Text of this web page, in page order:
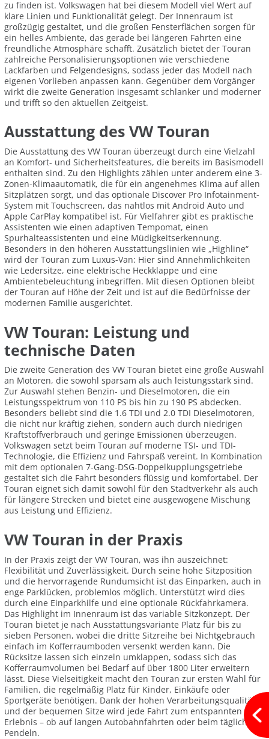
zu finden ist. Volkswagen hat bei diesem Modell viel Wert auf
klare Linien und Funktionalität gelegt. Der Innenraum ist
großzügig gestaltet, und die großen Fensterflächen sorgen für
ein helles Ambiente, das gerade bei längeren Fahrten eine
freundliche Atmosphäre schafft. Zusätzlich bietet der Touran
zahlreiche Personalisierungsoptionen wie verschiedene
Lackfarben und Felgendesigns, sodass jeder das Modell nach
eigenen Vorlieben anpassen kann. Gegenüber dem Vorgänger
wirkt die zweite Generation insgesamt schlanker und moderner
und trifft so den aktuellen Zeitgeist.
Ausstattung des VW Touran
Die Ausstattung des VW Touran überzeugt durch eine Vielzahl
an Komfort- und Sicherheitsfeatures, die bereits im Basismodell
enthalten sind. Zu den Highlights zählen unter anderem eine 3-
Zonen-Klimaautomatik, die für ein angenehmes Klima auf allen
Sitzplätzen sorgt, und das optionale Discover Pro Infotainment-
System mit Touchscreen, das nahtlos mit Android Auto und
Apple CarPlay kompatibel ist. Für Vielfahrer gibt es praktische
Assistenten wie einen adaptiven Tempomat, einen
Spurhalteassistenten und eine Müdigkeitserkennung.
Besonders in den höheren Ausstattungslinien wie „Highline“
wird der Touran zum Luxus-Van: Hier sind Annehmlichkeiten
wie Ledersitze, eine elektrische Heckklappe und eine
Ambientebeleuchtung inbegriffen. Mit diesen Optionen bleibt
der Touran auf Höhe der Zeit und ist auf die Bedürfnisse der
modernen Familie ausgerichtet.
VW Touran: Leistung und
technische Daten
Die zweite Generation des VW Touran bietet eine große Auswahl
an Motoren, die sowohl sparsam als auch leistungsstark sind.
Zur Auswahl stehen Benzin- und Dieselmotoren, die ein
Leistungsspektrum von 110 PS bis hin zu 190 PS abdecken.
Besonders beliebt sind die 1.6 TDI und 2.0 TDI Dieselmotoren,
die nicht nur kräftig ziehen, sondern auch durch niedrigen
Kraftstoffverbrauch und geringe Emissionen überzeugen.
Volkswagen setzt beim Touran auf moderne TSI- und TDI-
Technologie, die Effizienz und Fahrspaß vereint. In Kombination
mit dem optionalen 7-Gang-DSG-Doppelkupplungsgetriebe
gestaltet sich die Fahrt besonders flüssig und komfortabel. Der
Touran eignet sich damit sowohl für den Stadtverkehr als auch
für längere Strecken und bietet eine ausgewogene Mischung
aus Leistung und Effizienz.
VW Touran in der Praxis
In der Praxis zeigt der VW Touran, was ihn auszeichnet:
Flexibilität und Zuverlässigkeit. Durch seine hohe Sitzposition
und die hervorragende Rundumsicht ist das Einparken, auch in
enge Parklücken, problemlos möglich. Unterstützt wird dies
durch eine Einparkhilfe und eine optionale Rückfahrkamera.
Das Highlight im Innenraum ist das variable Sitzkonzept. Der
Touran bietet je nach Ausstattungsvariante Platz für bis zu
sieben Personen, wobei die dritte Sitzreihe bei Nichtgebrauch
einfach im Kofferraumboden versenkt werden kann. Die
Rücksitze lassen sich einzeln umklappen, sodass sich das
Kofferraumvolumen bei Bedarf auf über 1800 Liter erweitern
lässt. Diese Vielseitigkeit macht den Touran zur ersten Wahl für
Familien, die regelmäßig Platz für Kinder, Einkäufe oder
Sportgeräte benötigen. Dank der hohen Verarbeitungsqualität
und der bequemen Sitze wird jede Fahrt zum entspannten
Erlebnis – ob auf langen Autobahnfahrten oder beim täglichen
Pendeln.